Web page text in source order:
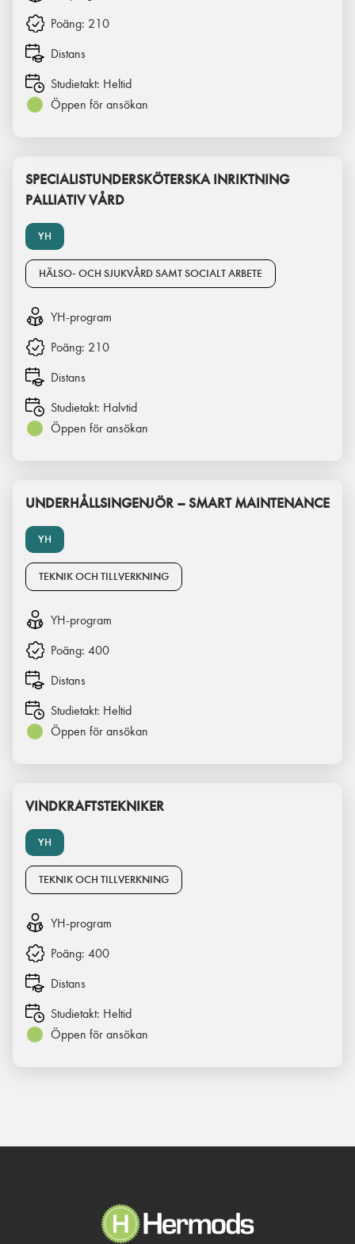
Poäng: 210
Distans
Studietakt: Heltid
Öppen för ansökan
YH
SPECIALISTUNDERSKÖTERSKA INRIKTNING
PALLIATIV VÅRD
HÄLSO- OCH SJUKVÅRD SAMT SOCIALT ARBETE
YH-program
Poäng: 210
Distans
Studietakt: Halvtid
Öppen för ansökan
YH
UNDERHÅLLSINGENJÖR – SMART MAINTENANCE
TEKNIK OCH TILLVERKNING
YH-program
Poäng: 400
Distans
Studietakt: Heltid
Öppen för ansökan
YH
VINDKRAFTSTEKNIKER
TEKNIK OCH TILLVERKNING
YH-program
Poäng: 400
Distans
Studietakt: Heltid
Öppen för ansökan